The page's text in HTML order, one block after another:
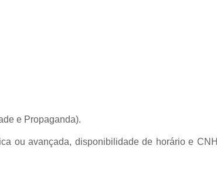
e Propaganda).
ou avançada, disponibilidade de horário e CNH